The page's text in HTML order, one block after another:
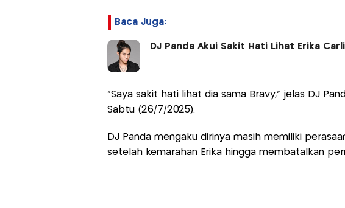
Baca Juga:
DJ Panda Akui Sakit Hati Lihat Erika
“Saya sakit hati lihat dia sama Bravy,” jelas DJ
Sabtu (26/7/2025).
DJ Panda mengaku dirinya masih memiliki
setelah kemarahan Erika hingga membatalkan